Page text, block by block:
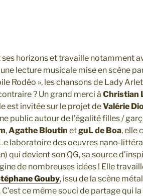
horizons et travaille notamment
lecture musicale mise en scène
Rodéo », les chansons de Lady
? Un grand merci à Christian
est invitée sur le projet deValérie
public autour de l’égalité filles /
,Agathe Bloutin etguL de Boa, elle
laboratoire des oeuvres nano-
qui devient son QG, sa source
de nombreuses idées ! Elle
Gouby, issu de la scène
C’est ce même souci de partage qui